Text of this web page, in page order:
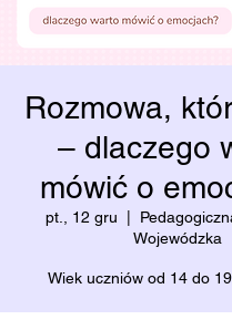
Rozmowa,
– dlaczego
mówić o
pt., 12 gru
Wojewódzka
Wiek uczniów od 14 do